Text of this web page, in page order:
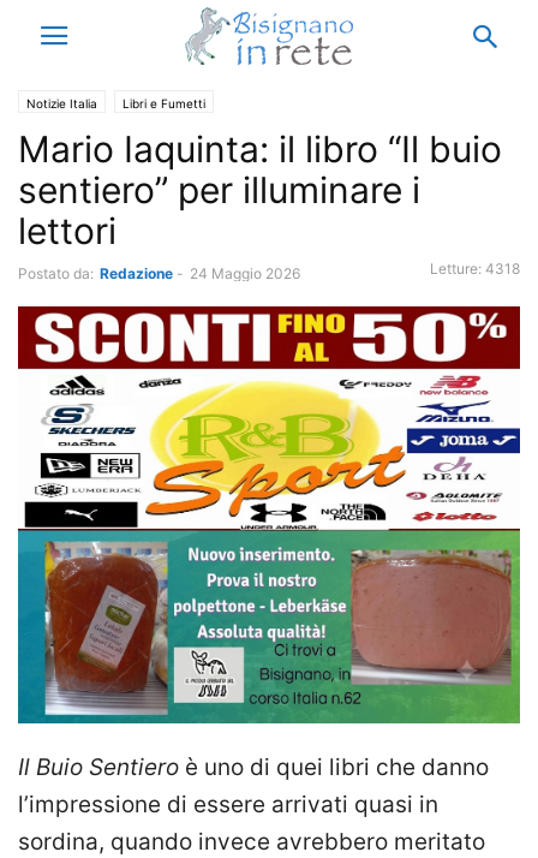
Notizie Italia Libri e Fumetti
Mario Iaquinta: il libro “Il buio
sentiero” per illuminare i
lettori
Postato da: Redazione - 24 Maggio 2026 Letture: 4318
Il Buio Sentiero è uno di quei libri che danno
l’impressione di essere arrivati quasi in
sordina, quando invece avrebbero meritato